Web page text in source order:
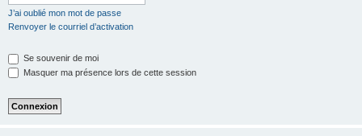
J’ai oublié mon mot de passe
Renvoyer le courriel d’activation
Se souvenir de moi
Masquer ma présence lors de cette session